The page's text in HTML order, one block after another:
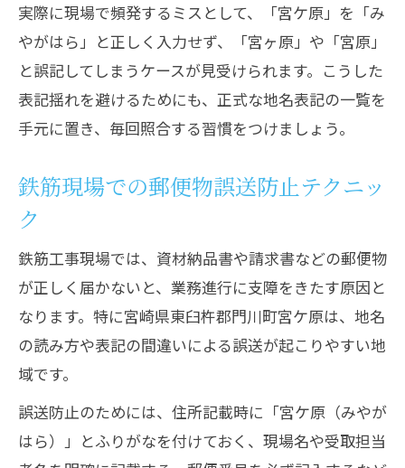
実際に現場で頻発するミスとして、「宮ケ原」を「み
やがはら」と正しく入力せず、「宮ヶ原」や「宮原」
と誤記してしまうケースが見受けられます。こうした
表記揺れを避けるためにも、正式な地名表記の一覧を
手元に置き、毎回照合する習慣をつけましょう。
鉄筋現場での郵便物誤送防止テクニッ
ク
鉄筋工事現場では、資材納品書や請求書などの郵便物
が正しく届かないと、業務進行に支障をきたす原因と
なります。特に宮崎県東臼杵郡門川町宮ケ原は、地名
の読み方や表記の間違いによる誤送が起こりやすい地
域です。
誤送防止のためには、住所記載時に「宮ケ原（みやが
はら）」とふりがなを付けておく、現場名や受取担当